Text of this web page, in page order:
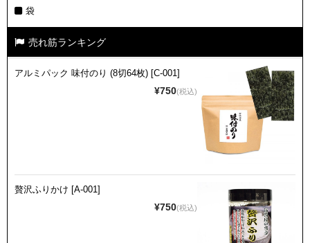
袋
売れ筋ランキング
アルミパック 味付のり (8切64枚) [C-001]
¥750(税込)
贅沢ふりかけ [A-001]
¥750(税込)